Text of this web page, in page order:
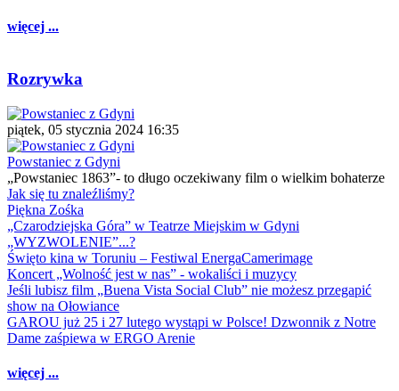
więcej ...
Rozrywka
piątek, 05 stycznia 2024 16:35
Powstaniec z Gdyni
„Powstaniec 1863”- to długo oczekiwany film o wielkim bohaterze
Jak się tu znaleźliśmy?
Piękna Zośka
„Czarodziejska Góra” w Teatrze Miejskim w Gdyni
„WYZWOLENIE”...?
Święto kina w Toruniu – Festiwal EnergaCamerimage
Koncert „Wolność jest w nas” - wokaliści i muzycy
Jeśli lubisz film „Buena Vista Social Club” nie możesz przegapić
show na Ołowiance
GAROU już 25 i 27 lutego wystąpi w Polsce! Dzwonnik z Notre
Dame zaśpiewa w ERGO Arenie
więcej ...